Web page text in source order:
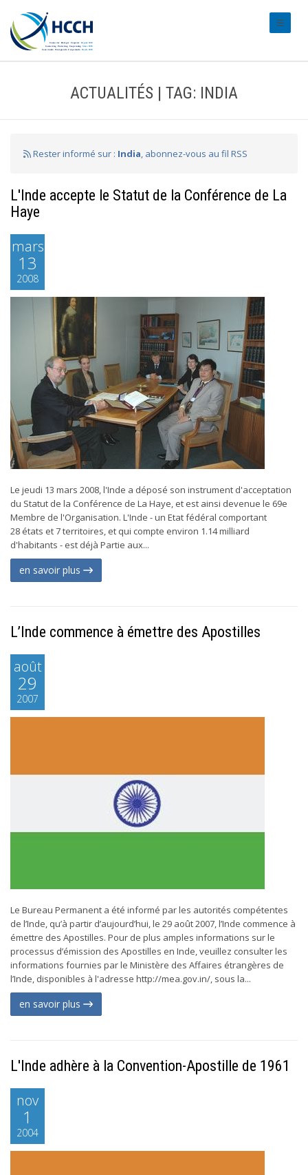
ACTUALITÉS | TAG: INDIA
Rester informé sur : India, abonnez-vous au fil RSS
L'Inde accepte le Statut de la Conférence de La
Haye
mars
13
2008
Le jeudi 13 mars 2008, l'Inde a déposé son instrument d'acceptation
du Statut de la Conférence de La Haye, et est ainsi devenue le 69e
Membre de l'Organisation. L'Inde - un Etat fédéral comportant
28 états et 7 territoires, et qui compte environ 1.14 milliard
d'habitants - est déjà Partie aux...
en savoir plus
L’Inde commence à émettre des Apostilles
août
29
2007
Le Bureau Permanent a été informé par les autorités compétentes
de l’Inde, qu’à partir d’aujourd’hui, le 29 août 2007, l’Inde commence à
émettre des Apostilles. Pour de plus amples informations sur le
processus d’émission des Apostilles en Inde, veuillez consulter les
informations fournies par le Ministère des Affaires étrangères de
l’Inde, disponibles à l'adresse http://mea.gov.in/, sous la...
en savoir plus
L'Inde adhère à la Convention-Apostille de 1961
nov
1
2004